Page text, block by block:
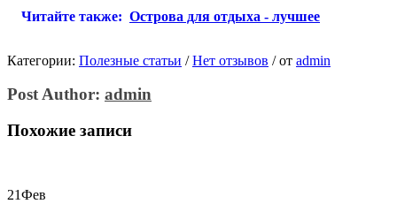
Читайте также: Острова для отдыха - лучшее
Категории: Полезные статьи / Нет отзывов /от admin
Post Author: admin
Похожие записи
21Фев